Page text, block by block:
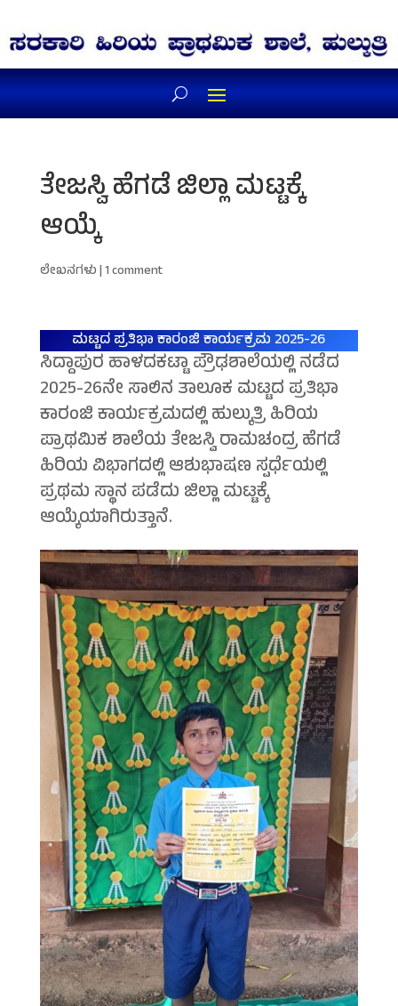
ತೇಜಸ್ವಿ ಹೆಗಡೆ ಜಿಲ್ಲಾ ಮಟ್ಟಕ್ಕೆ
ಆಯ್ಕೆ
ಲೇಖನಗಳು|1 comment
ಮಟ್ಟದ ಪ್ರತಿಭಾ ಕಾರಂಜಿ ಕಾರ್ಯಕ್ರಮ 2025-26
ಸಿದ್ದಾಪುರ ಹಾಳದಕಟ್ಟಾ ಪ್ರೌಢಶಾಲೆಯಲ್ಲಿ ನಡೆದ
2025-26ನೇ ಸಾಲಿನ ತಾಲೂಕ ಮಟ್ಟದ ಪ್ರತಿಭಾ
ಕಾರಂಜಿ ಕಾರ್ಯಕ್ರಮದಲ್ಲಿ ಹುಲ್ಕುತ್ರಿ ಹಿರಿಯ
ಪ್ರಾಥಮಿಕ ಶಾಲೆಯ ತೇಜಸ್ವಿ ರಾಮಚಂದ್ರ ಹೆಗಡೆ
ಹಿರಿಯ ವಿಭಾಗದಲ್ಲಿ ಆಶುಭಾಷಣ ಸ್ಪರ್ಧೆಯಲ್ಲಿ
ಪ್ರಥಮ ಸ್ಥಾನ ಪಡೆದು ಜಿಲ್ಲಾ ಮಟ್ಟಕ್ಕೆ
ಆಯ್ಕೆಯಾಗಿರುತ್ತಾನೆ.